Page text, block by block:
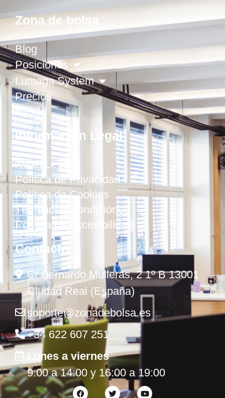
Zona de bolsa
Blog
Posiciones
Lumaga System
Precios
Ayuda
Información Legal
Aviso Legal
Política de Privacidad
Política de Cookies
Términos y condiciones
Política de Accesibilidad
Contacto
C/ Bernardo Mulleras, 2 1º B 13001
Ciudad Real (España)
soporte@zonadebolsa.es
+34 622 607 251
Lunes a viernes
9:00 a 14:00 y 16:00 a 19:00